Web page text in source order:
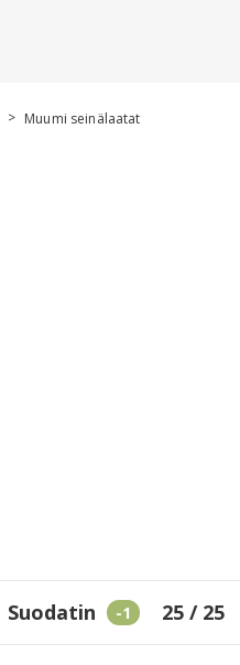
> Muumi seinälaatat
Suodatin -1 25 / 25